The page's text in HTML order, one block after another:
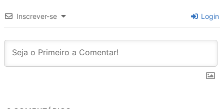
Inscrever-se Login